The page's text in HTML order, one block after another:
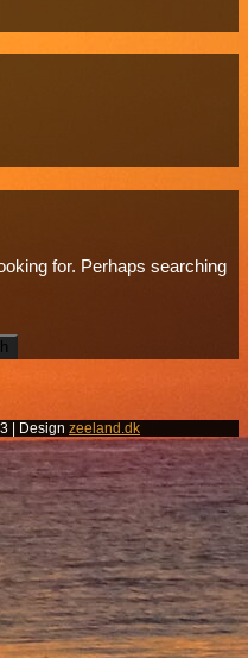
for. Perhaps searching
| Design zeeland.dk